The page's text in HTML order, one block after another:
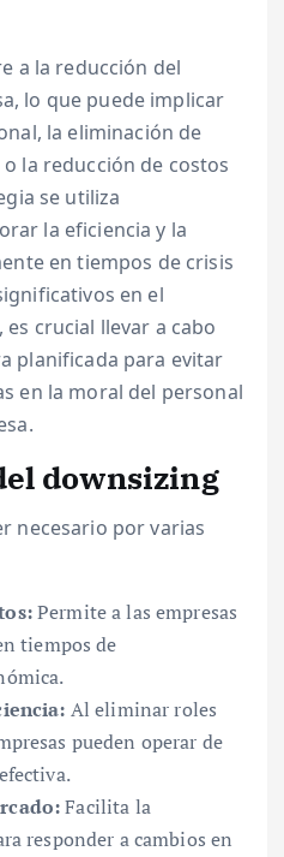
a la reducción del
lo que puede implicar
la eliminación de
la reducción de costos
se utiliza
la eficiencia y la
en tiempos de crisis
en el
crucial llevar a cabo
planificada para evitar
en la moral del personal
downsizing
necesario por varias
Permite a las empresas
tiempos de
Al eliminar roles
pueden operar de
Facilita la
responder a cambios en